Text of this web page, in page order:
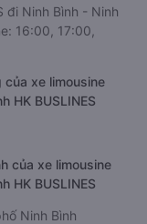
đi Ninh Bình - Ninh
16:00, 17:00,
xe limousine
HK BUSLINES
của xe limousine
HK BUSLINES
Ninh Bình